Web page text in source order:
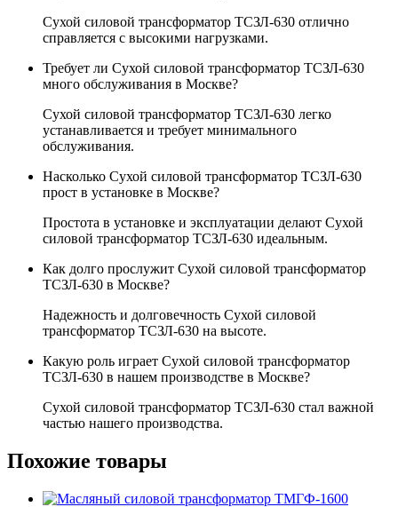
Сухой силовой трансформатор ТСЗЛ-630 отлично
справляется с высокими нагрузками.
Требует ли Сухой силовой трансформатор ТСЗЛ-630
много обслуживания в Москве?
Сухой силовой трансформатор ТСЗЛ-630 легко
устанавливается и требует минимального
обслуживания.
Насколько Сухой силовой трансформатор ТСЗЛ-630
прост в установке в Москве?
Простота в установке и эксплуатации делают Сухой
силовой трансформатор ТСЗЛ-630 идеальным.
Как долго прослужит Сухой силовой трансформатор
ТСЗЛ-630 в Москве?
Надежность и долговечность Сухой силовой
трансформатор ТСЗЛ-630 на высоте.
Какую роль играет Сухой силовой трансформатор
ТСЗЛ-630 в нашем производстве в Москве?
Сухой силовой трансформатор ТСЗЛ-630 стал важной
частью нашего производства.
Похожие товары